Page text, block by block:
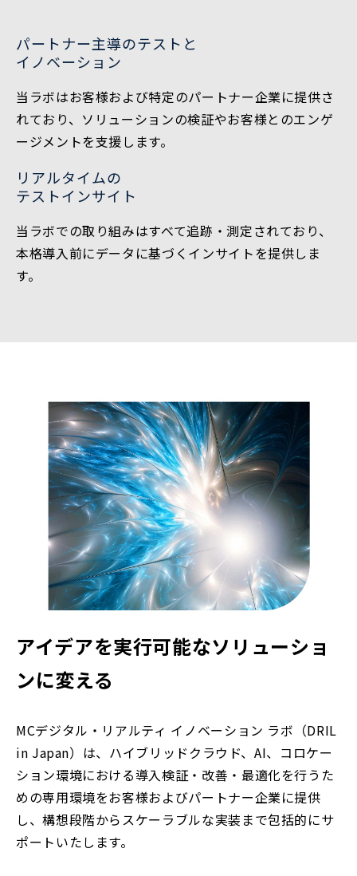
パートナー主導のテストと
イノベーション
当ラボはお客様および特定のパートナー企業に提供さ
れており、ソリューションの検証やお客様とのエンゲ
ージメントを支援します。
リアルタイムの
テストインサイト
当ラボでの取り組みはすべて追跡・測定されており、
本格導入前にデータに基づくインサイトを提供しま
す。
アイデアを実行可能なソリューショ
ンに変える
MCデジタル・リアルティ イノベーション ラボ（DRIL
in Japan）は、ハイブリッドクラウド、AI、コロケー
ション環境における導入検証・改善・最適化を行うた
めの専用環境をお客様およびパートナー企業に提供
し、構想段階からスケーラブルな実装まで包括的にサ
ポートいたします。